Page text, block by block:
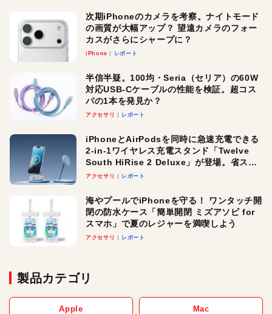
次期iPhoneのカメラを考察。ナイトモード
の画質が大幅アップ？ 望遠カメラのフォー
カスがさらにシャープに？
iPhone レポート
半信半疑。100均・Seria（セリア）の60W
対応USB-Cケーブルの性能を検証。超コス
パの1本を発見か？
アクセサリ レポート
iPhoneとAirPodsを同時に急速充電できる
2-in-1ワイヤレス充電スタンド「Twelve
South HiRise 2 Deluxe」が登場。省スペ
ースでおしゃれに充電したい人にオスス
アクセサリ レポート
海やプールでiPhoneを守る！ ワンタッチ開
閉の防水ケース「簡単開閉 ミズアソビ for
スマホ」で夏のレジャーを満喫しよう
アクセサリ レポート
製品カテゴリ
Apple Mac